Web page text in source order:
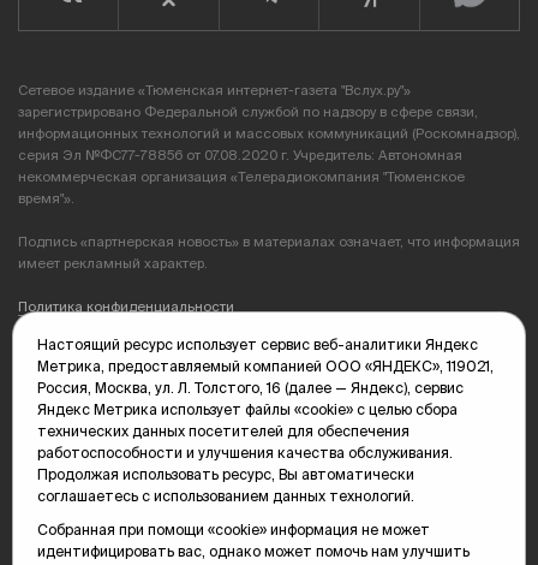
Сетевое издание «Тюменская интернет-газета "Вслух.ру"»
зарегистрировано Федеральной службой по надзору в сфере связи,
информационных технологий и массовых коммуникаций (Роскомнадзор),
серия Эл №ФС77-78856 от 07.08.2020 г. Учредитель: Автономная
некоммерческая организация «Телерадиокомпания "Тюменское
время"».
Подпись «партнерская новость» в материалах означает, что информация
имеет рекламный характер.
Политика конфиденциальности
Редакция: 625035, Тюмень, пр. Геологоразведчиков, 28А
(3452) 68-89-05
edit@vsluh.ru
Главный редактор: Панкина Т.Ю.
kika@vsluh.ru
По вопросам рекламы:
(3452) 68-89-78
kotovaev@sibinformburo.ru
Настоящий ресурс использует сервис веб-аналитики Яндекс
Метрика, предоставляемый компанией ООО «ЯНДЕКС», 119021,
Россия, Москва, ул. Л. Толстого, 16 (далее — Яндекс), сервис
Яндекс Метрика использует файлы «cookie» с целью сбора
технических данных посетителей для обеспечения
работоспособности и улучшения качества обслуживания.
Продолжая использовать ресурс, Вы автоматически
соглашаетесь с использованием данных технологий.
Собранная при помощи «cookie» информация не может
идентифицировать вас, однако может помочь нам улучшить